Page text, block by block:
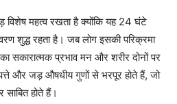
विशेष महत्व रखता है क्योंकि यह 24 घंटे
शुद्ध रहता है। जब लोग इसकी परिक्रमा
सकारात्मक प्रभाव मन और शरीर दोनों पर
और जड़ औषधीय गुणों से भरपूर होते हैं, जो
साबित होते हैं।